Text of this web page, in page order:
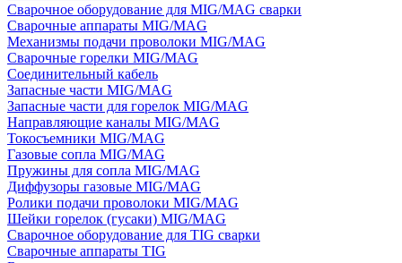
Сварочное оборудование для MIG/MAG сварки
Сварочные аппараты MIG/MAG
Механизмы подачи проволоки MIG/MAG
Сварочные горелки MIG/MAG
Соединительный кабель
Запасные части MIG/MAG
Запасные части для горелок MIG/MAG
Направляющие каналы MIG/MAG
Токосъемники MIG/MAG
Газовые сопла MIG/MAG
Пружины для сопла MIG/MAG
Диффузоры газовые MIG/MAG
Ролики подачи проволоки MIG/MAG
Шейки горелок (гусаки) MIG/MAG
Сварочное оборудование для TIG сварки
Сварочные аппараты TIG